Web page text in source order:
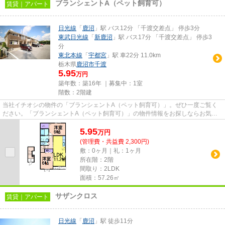
賃貸｜アパート ブランシェントA（ペット飼育可）
日光線 「 鹿沼 」駅 バス12分 「千渡交差点」 停歩3分
東武日光線 「 新鹿沼 」駅 バス17分 「千渡交差点」 停歩3
分
東北本線 「 宇都宮 」駅 車22分 11.0km
栃木県鹿沼市千渡
5.95万円
築年数：築16年 ｜募集中： 1室
階数：2階建
当社イチオシの物件の「ブランシェントA（ペット飼育可）」。ぜひ一度ご覧く
ださい。「ブランシェントA（ペット飼育可）」の物件情報をお探しならお気軽
にお問い合わせ下さい。こちら...
5.95万円
(管理費・共益費 2,300円)
敷：0ヶ月｜礼：1ヶ月
所在階：2階
間取り：2LDK
面積：57.26㎡
賃貸｜アパート サザンクロス
日光線 「 鹿沼 」駅 徒歩11分